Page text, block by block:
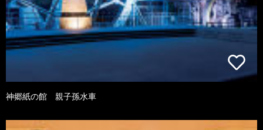
神郷紙の館 親子孫水車